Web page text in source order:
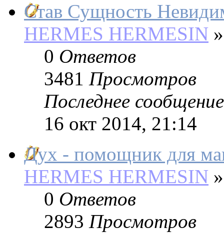
Став Сущность
HERMES HERMESIN »
0 Ответов
3481 Просмотров
Последнее сообщение
16 окт 2014, 21:14
Дух - помощник для
HERMES HERMESIN »
0 Ответов
2893 Просмотров